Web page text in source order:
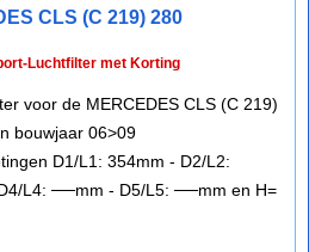
CLS (C 219) 280
Luchtfilter met Korting
voor de MERCEDES CLS (C 219)
bouwjaar 06>09
D1/L1: 354mm - D2/L2:
L4: ──mm - D5/L5: ──mm en H=